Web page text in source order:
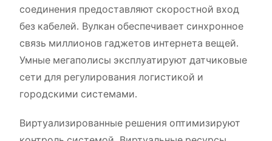
соединения предоставляют скоростной вход
без кабелей. Вулкан обеспечивает синхронное
связь миллионов гаджетов интернета вещей.
Умные мегаполисы эксплуатируют датчиковые
сети для регулирования логистикой и
городскими системами.
Виртуализированные решения оптимизируют